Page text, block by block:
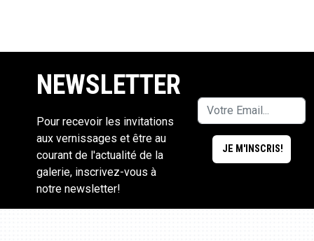
NEWSLETTER
Pour recevoir les invitations
aux vernissages et être au
courant de l'actualité de la
galerie, inscrivez-vous à
notre newsletter!